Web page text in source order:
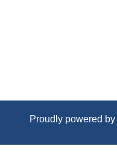
Proudly powered by